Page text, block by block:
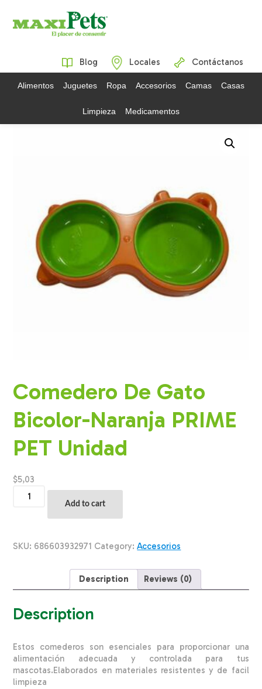
Blog Locales Contáctanos
Alimentos Juguetes Ropa Accesorios Camas Casas
Limpieza Medicamentos
Comedero De Gato
Bicolor-Naranja PRIME
PET Unidad
$5,03
Comedero
PRIME
Add to cart
SKU: 686603932971 Category:Accesorios
Description Reviews (0)
Description
Estos comederos son esenciales para proporcionar una
alimentación adecuada y controlada para tus
mascotas.Elaborados en materiales resistentes y de facil
limpieza